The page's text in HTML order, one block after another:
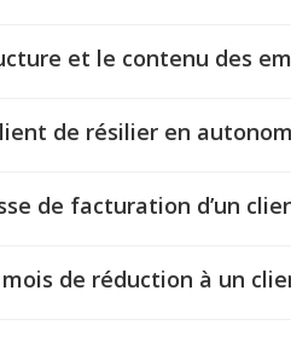
et le contenu des
de résilier en
de facturation d’un
de réduction à un